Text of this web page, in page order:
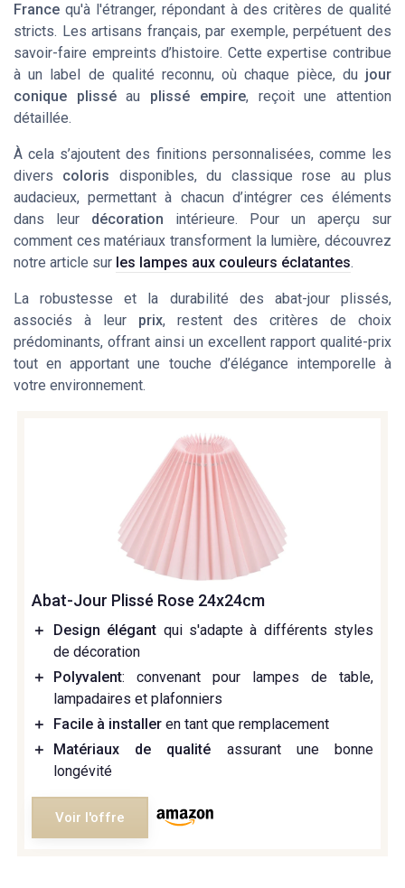
France qu'à l'étranger, répondant à des critères de qualité
stricts. Les artisans français, par exemple, perpétuent des
savoir-faire empreints d’histoire. Cette expertise contribue
à un label de qualité reconnu, où chaque pièce, du jour
conique plisséau plissé empire, reçoit une attention
détaillée.
À cela s’ajoutent des finitions personnalisées, comme les
divers coloris disponibles, du classique rose au plus
audacieux, permettant à chacun d’intégrer ces éléments
dans leur décoration intérieure. Pour un aperçu sur
comment ces matériaux transforment la lumière, découvrez
notre article sur les lampes aux couleurs éclatantes.
La robustesse et la durabilité des abat-jour plissés,
associés à leur prix, restent des critères de choix
prédominants, offrant ainsi un excellent rapport qualité-prix
tout en apportant une touche d’élégance intemporelle à
votre environnement.
Abat-Jour Plissé Rose 24x24cm
＋ Design élégant qui s'adapte à différents styles
de décoration
＋
Polyvalent: convenant pour lampes de table,
lampadaires et plafonniers
＋
Facile à installer en tant que remplacement
＋
Matériaux de qualité assurant une bonne
longévité
Voir l'offre